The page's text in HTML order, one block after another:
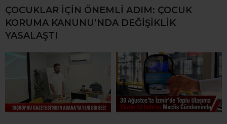
ÇOCUKLAR İÇİN ÖNEMLİ ADIM: ÇOCUK
KORUMA KANUNU’NDA DEĞİŞİKLİK
YASALAŞTI